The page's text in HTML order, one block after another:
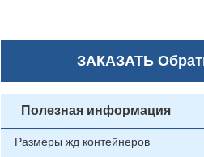
ЗАКАЗАТЬ
Полезная информация
Размеры жд контейнеров